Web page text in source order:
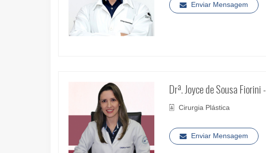
Enviar Mensagem
Drª. Joyce de Sousa Fiorini -
Cirurgia Plástica
Enviar Mensagem